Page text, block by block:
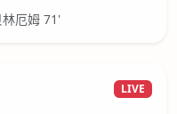
厄姆 71'
LIVE